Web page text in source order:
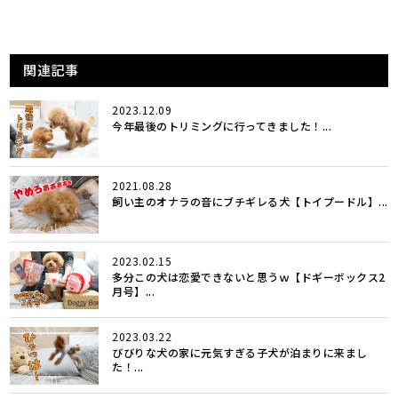
関連記事
2023.12.09
今年最後のトリミングに行ってきました！...
2021.08.28
飼い主のオナラの音にブチギレる犬【トイプードル】...
2023.02.15
多分この犬は恋愛できないと思うｗ【ドギーボックス2
月号】...
2023.03.22
びびりな犬の家に元気すぎる子犬が泊まりに来まし
た！...